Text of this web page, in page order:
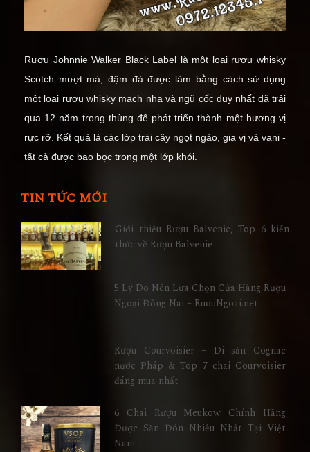
Rượu Johnnie Walker Black Label là một loại rượu whisky
Scotch mượt mà, đậm đà được làm bằng cách sử dụng
một loại rượu whisky mạch nha và ngũ cốc duy nhất đã trải
qua 12 năm trong thùng để phát triển thành một hương vị
rực rỡ. Kết quả là các lớp trái cây ngọt ngào, gia vị và vani -
tất cả được bao bọc trong một lớp khói.
TIN TỨC MỚI
Giới thiệu Rượu Balvenie, Top 6 kiến
thức về Rượu Balvenie
5 Lý Do Nên Lựa Chọn Cửa Hàng Rượu
Ngoại Đồng Nai – RuouNgoai.net
Rượu Courvoisier – Di sản Cognac
nước Pháp & Top 7 chai Courvoisier
đáng mua nhất
6 Chai Rượu Meukow Chính Hãng
Được Săn Đón Nhiều Nhất Tại Việt
Nam